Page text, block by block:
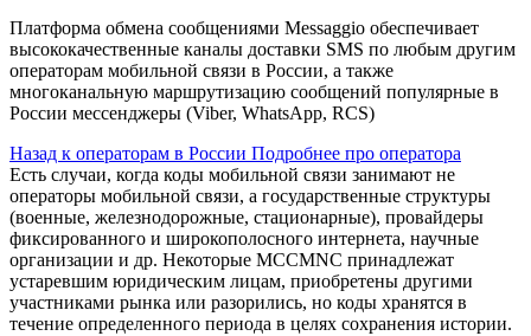
Платформа обмена сообщениями Messaggio обеспечивает
высококачественные каналы доставки SMS по любым другим
операторам мобильной связи в России, а также
многоканальную маршрутизацию сообщений популярные в
России мессенджеры (Viber, WhatsApp, RCS)
Назад к операторам в России Подробнее про оператора
Есть случаи, когда коды мобильной связи занимают не
операторы мобильной связи, а государственные структуры
(военные, железнодорожные, стационарные), провайдеры
фиксированного и широкополосного интернета, научные
организации и др. Некоторые MCCMNC принадлежат
устаревшим юридическим лицам, приобретены другими
участниками рынка или разорились, но коды хранятся в
течение определенного периода в целях сохранения истории.